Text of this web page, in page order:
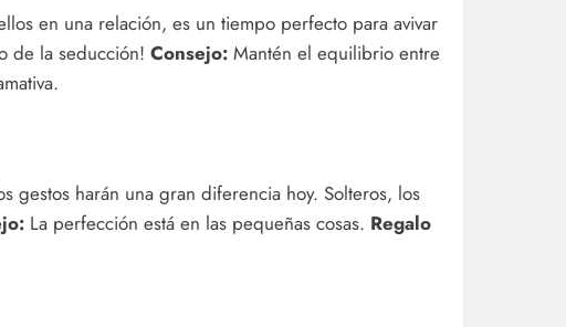
en una relación, es un tiempo perfecto para avivar
de la seducción! Consejo: Mantén el equilibrio entre
gestos harán una gran diferencia hoy. Solteros, los
La perfección está en las pequeñas cosas. Regalo